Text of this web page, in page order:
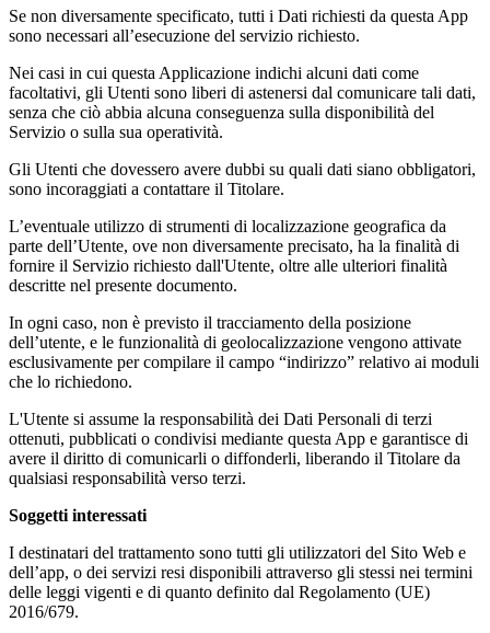
Se non diversamente specificato, tutti i Dati richiesti da questa App
sono necessari all’esecuzione del servizio richiesto.
Nei casi in cui questa Applicazione indichi alcuni dati come
facoltativi, gli Utenti sono liberi di astenersi dal comunicare tali dati,
senza che ciò abbia alcuna conseguenza sulla disponibilità del
Servizio o sulla sua operatività.
Gli Utenti che dovessero avere dubbi su quali dati siano obbligatori,
sono incoraggiati a contattare il Titolare.
L’eventuale utilizzo di strumenti di localizzazione geografica da
parte dell’Utente, ove non diversamente precisato, ha la finalità di
fornire il Servizio richiesto dall'Utente, oltre alle ulteriori finalità
descritte nel presente documento.
In ogni caso, non è previsto il tracciamento della posizione
dell’utente, e le funzionalità di geolocalizzazione vengono attivate
esclusivamente per compilare il campo “indirizzo” relativo ai moduli
che lo richiedono.
L'Utente si assume la responsabilità dei Dati Personali di terzi
ottenuti, pubblicati o condivisi mediante questa App e garantisce di
avere il diritto di comunicarli o diffonderli, liberando il Titolare da
qualsiasi responsabilità verso terzi.
Soggetti interessati
I destinatari del trattamento sono tutti gli utilizzatori del Sito Web e
dell’app, o dei servizi resi disponibili attraverso gli stessi nei termini
delle leggi vigenti e di quanto definito dal Regolamento (UE)
2016/679.